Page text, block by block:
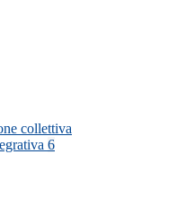
collettiva
6